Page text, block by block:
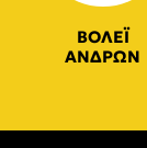
ΒΟΛΕΪ
ΑΝΔΡΩΝ